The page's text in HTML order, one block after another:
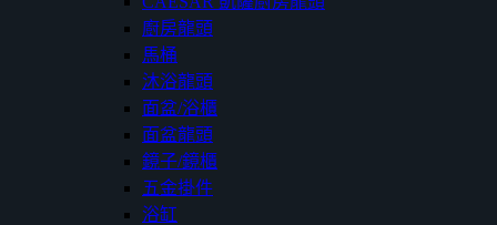
廚房龍頭
馬桶
沐浴龍頭
面盆/浴櫃
面盆龍頭
鏡子/鏡櫃
五金掛件
浴缸